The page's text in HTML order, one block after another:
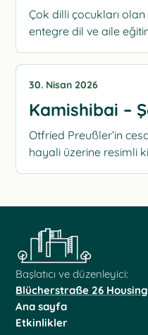
Çok dilli çocukları
entegre dil ve aile
30. Nisan 2026
Kamishibai –
Otfried Preußler’in
hayali üzerine resimli
Başlatıcı ve düzenleyici:
Blücherstraße 26
Ana sayfa
Etkinlikler